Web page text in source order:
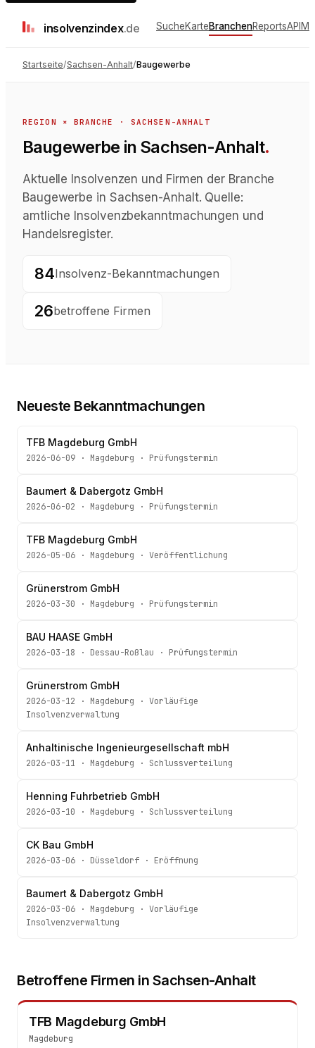
insolvenzindex.de SucheKarteBranchenReportsAPI
Startseite/Sachsen-Anhalt/Baugewerbe
REGION × BRANCHE · SACHSEN-ANHALT
Baugewerbe in Sachsen-Anhalt.
Aktuelle Insolvenzen und Firmen der Branche
Baugewerbe in Sachsen-Anhalt. Quelle:
amtliche Insolvenzbekanntmachungen und
Handelsregister.
84Insolvenz-Bekanntmachungen
26betroffene Firmen
Neueste Bekanntmachungen
TFB Magdeburg GmbH
2026-06-09 · Magdeburg · Prüfungstermin
Baumert & Dabergotz GmbH
2026-06-02 · Magdeburg · Prüfungstermin
TFB Magdeburg GmbH
2026-05-06 · Magdeburg · Veröffentlichung
Grünerstrom GmbH
2026-03-30 · Magdeburg · Prüfungstermin
BAU HAASE GmbH
2026-03-18 · Dessau-Roßlau · Prüfungstermin
Grünerstrom GmbH
2026-03-12 · Magdeburg · Vorläufige
Insolvenzverwaltung
Anhaltinische Ingenieurgesellschaft mbH
2026-03-11 · Magdeburg · Schlussverteilung
Henning Fuhrbetrieb GmbH
2026-03-10 · Magdeburg · Schlussverteilung
CK Bau GmbH
2026-03-06 · Düsseldorf · Eröffnung
Baumert & Dabergotz GmbH
2026-03-06 · Magdeburg · Vorläufige
Insolvenzverwaltung
Betroffene Firmen in Sachsen-Anhalt
TFB Magdeburg GmbH
Magdeburg